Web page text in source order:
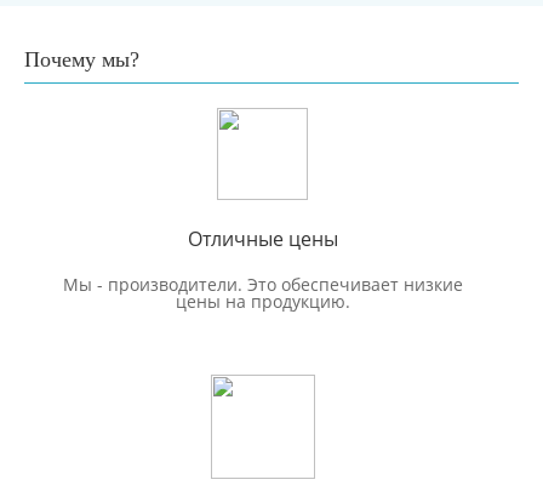
Почему мы?
Отличные цены
Мы - производители. Это обеспечивает низкие
цены на продукцию.